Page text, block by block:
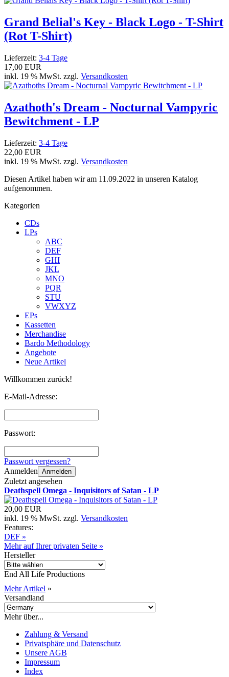
Grand Belial's Key - Black Logo - T-Shirt
(Rot T-Shirt)
Lieferzeit: 3-4 Tage
17,00 EUR
inkl. 19 % MwSt. zzgl. Versandkosten
Azathoth's Dream - Nocturnal Vampyric
Bewitchment - LP
Lieferzeit: 3-4 Tage
22,00 EUR
inkl. 19 % MwSt. zzgl. Versandkosten
Diesen Artikel haben wir am 11.09.2022 in unseren Katalog
aufgenommen.
Kategorien
CDs
LPs
ABC
DEF
GHI
JKL
MNO
PQR
STU
VWXYZ
EPs
Kassetten
Merchandise
Bardo Methodology
Angebote
Neue Artikel
Willkommen zurück!
E-Mail-Adresse:
Passwort:
Passwort vergessen?
Anmelden Anmelden
Zuletzt angesehen
Deathspell Omega - Inquisitors of Satan - LP
20,00 EUR
inkl. 19 % MwSt. zzgl. Versandkosten
Features:
DEF »
Mehr auf Ihrer privaten Seite »
Hersteller
End All Life Productions
Mehr Artikel »
Versandland
Mehr über...
Zahlung & Versand
Privatsphäre und Datenschutz
Unsere AGB
Impressum
Index